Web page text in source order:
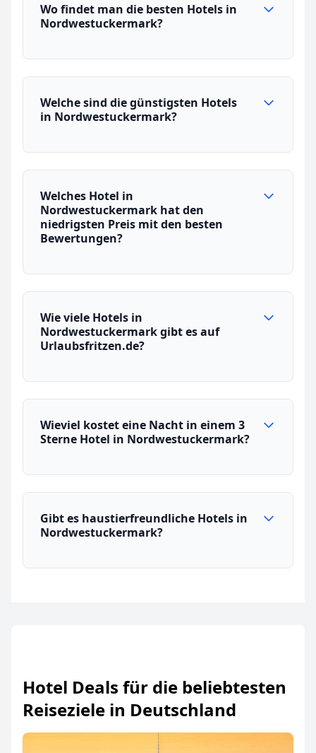
Wo findet man die besten Hotels in
Nordwestuckermark?
Welche sind die günstigsten Hotels
in Nordwestuckermark?
Welches Hotel in
Nordwestuckermark hat den
niedrigsten Preis mit den besten
Bewertungen?
Wie viele Hotels in
Nordwestuckermark gibt es auf
Urlaubsfritzen.de?
Wieviel kostet eine Nacht in einem 3
Sterne Hotel in Nordwestuckermark?
Gibt es haustierfreundliche Hotels in
Nordwestuckermark?
Hotel Deals für die beliebtesten
Reiseziele in Deutschland